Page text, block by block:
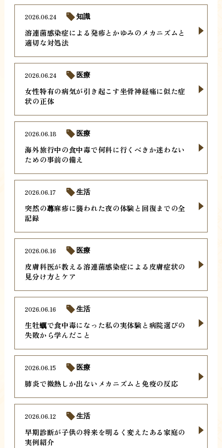
溶連菌感染症による発疹とかゆみのメカニズムと
適切な対処法
2026.06.24 知識
女性特有の病気が引き起こす坐骨神経痛に似た症
状の正体
2026.06.24 医療
海外旅行中の食中毒で何科に行くべきか迷わない
ための事前の備え
2026.06.18 医療
突然の蕁麻疹に襲われた夜の体験と回復までの全
記録
2026.06.17 生活
皮膚科医が教える溶連菌感染症による皮膚症状の
見分け方とケア
2026.06.16 医療
生牡蠣で食中毒になった私の実体験と病院選びの
失敗から学んだこと
2026.06.16 生活
肺炎で微熱しか出ないメカニズムと免疫の反応
2026.06.15 医療
早期診断が子供の将来を明るく変えたある家庭の
実例紹介
2026.06.12 生活